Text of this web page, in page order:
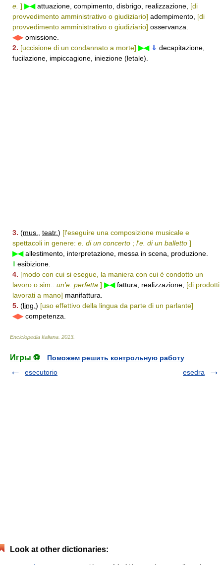
e. ] ▶◀attuazione, compimento, disbrigo, realizzazione, [di
provvedimento amministrativo o giudiziario] adempimento, [di
provvedimento amministrativo o giudiziario] osservanza.
◀▶omissione.
2. [uccisione di un condannato a morte] ▶◀ ⇓ decapitazione,
fucilazione, impiccagione, iniezione (letale).
3. (mus. teatr.) [l'eseguire una composizione musicale e
spettacoli in genere: e. di un concerto ; l'e. di un balletto ]
▶◀allestimento, interpretazione, messa in scena, produzione.
‖ esibizione.
4. [modo con cui si esegue, la maniera con cui è condotto un
lavoro o sim.: un'e. perfetta ] ▶◀fattura, realizzazione, [di prodotti
lavorati a mano] manifattura.
5. (ling. ) [uso effettivo della lingua da parte di un parlante]
◀▶competenza.
Enciclopedia Italiana 2013
Игры ⚽
Поможем решить контрольную работу
esecutorio
esedra
Look at other dictionaries: